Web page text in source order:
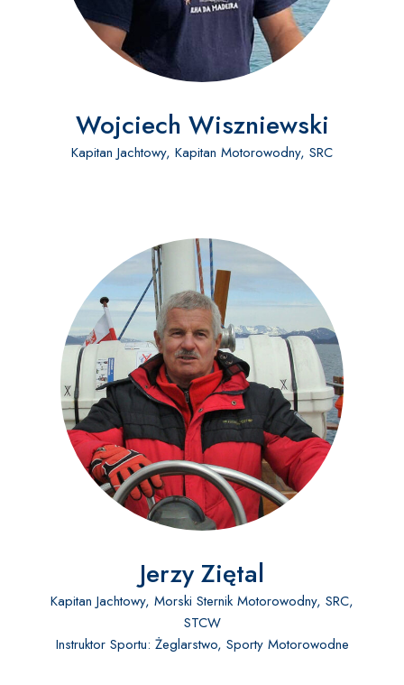
Wojciech Wiszniewski
Kapitan Jachtowy, Kapitan Motorowodny, SRC
Jerzy Ziętal
Kapitan Jachtowy, Morski Sternik Motorowodny, SRC,
STCW
Instruktor Sportu: Żeglarstwo, Sporty Motorowodne